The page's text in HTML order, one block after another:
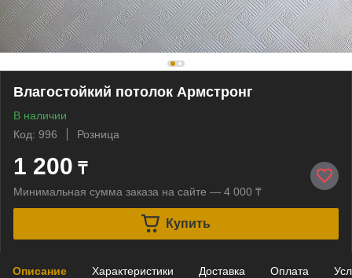
Влагостойкий потолок Армстронг
В наличии
Код: 996
Розница
1 200 ₸
Минимальная сумма заказа на сайте — 4 000 ₸
Купить
Описание Характеристики Доставка Оплата